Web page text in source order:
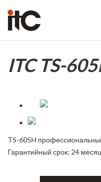
ITC TS-
TS-605H
Гарантийный срок: 24